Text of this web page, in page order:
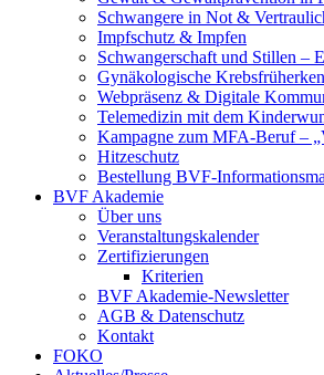
Schwangere in Not &
Impfschutz & Impfen
Schwangerschaft und Stillen –
Gynäkologische
Webpräsenz & Digitale
Telemedizin mit dem
Kampagne zum MFA-Beruf –
Hitzeschutz
Bestellung BVF-
BVF Akademie
Über uns
Veranstaltungskalender
Zertifizierungen
Kriterien
BVF Akademie-Newsletter
AGB & Datenschutz
Kontakt
FOKO